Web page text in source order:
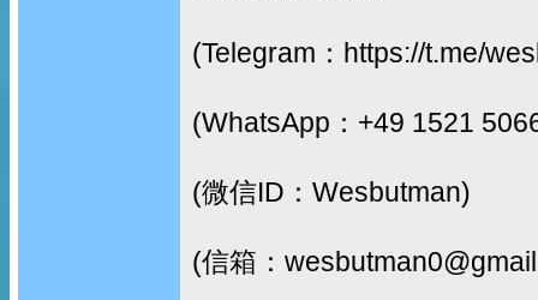
(Telegram：https://t.me/
(WhatsApp：+49 1521
(微信ID：Wesbutman)
(信箱：